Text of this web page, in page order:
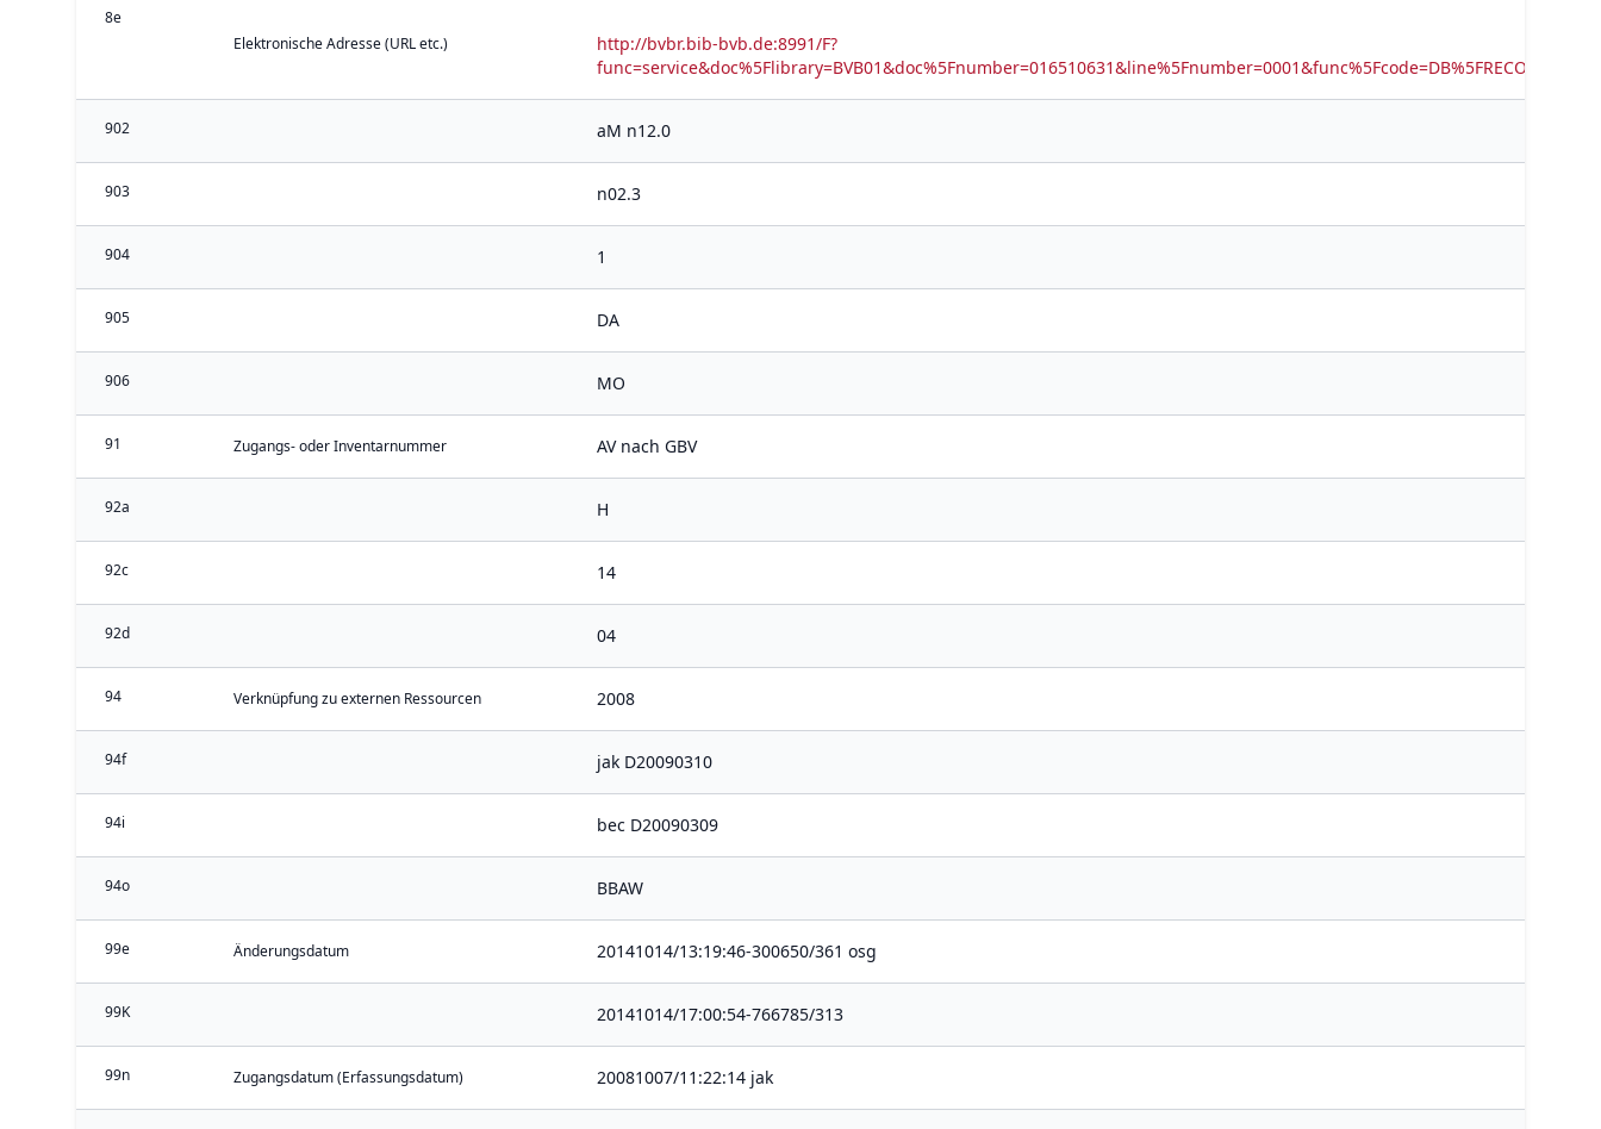
8e
Elektronische Adresse (URL etc.)
http://bvbr.bib-bvb.de:8991/F?
902 aM n12.0
903 n02.3
904 1
905 DA
906 MO
91 Zugangs- oder Inventarnummer AV nach GBV
92a H
92c 14
92d 04
94 Verknüpfung zu externen Ressourcen 2008
94f jak D20090310
94i bec D20090309
94o BBAW
99e Änderungsdatum 20141014/13:19:46-300650/361 osg
99K 20141014/17:00:54-766785/313
99n Zugangsdatum (Erfassungsdatum) 20081007/11:22:14 jak